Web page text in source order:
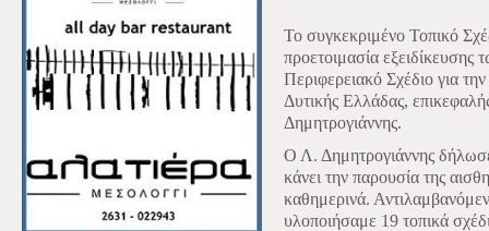
Το συγκεκριμένο Τοπικό
προετοιμασία εξειδίκευσης
Περιφερειακό Σχέδιο για
Δυτικής Ελλάδας,
Δημητρογιάννης.
Ο Λ. Δημητρογιάννης
κάνει την παρουσία της
καθημερινά.
υλοποιήσαμε 19 τοπικά